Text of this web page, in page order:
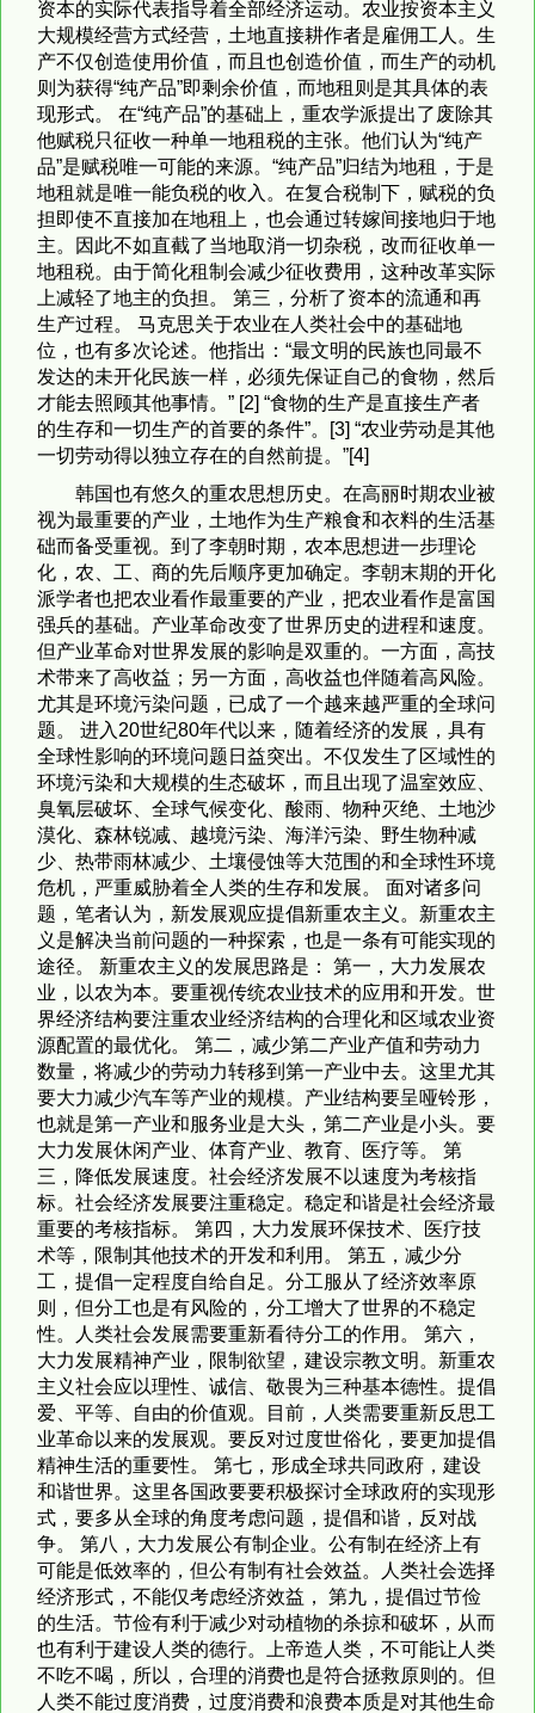
资本的实际代表指导着全部经济运动。农业按资本主义
大规模经营方式经营，土地直接耕作者是雇佣工人。生
产不仅创造使用价值，而且也创造价值，而生产的动机
则为获得“纯产品”即剩余价值，而地租则是其具体的表
现形式。 在“纯产品”的基础上，重农学派提出了废除其
他赋税只征收一种单一地租税的主张。他们认为“纯产
品”是赋税唯一可能的来源。“纯产品”归结为地租，于是
地租就是唯一能负税的收入。在复合税制下，赋税的负
担即使不直接加在地租上，也会通过转嫁间接地归于地
主。因此不如直截了当地取消一切杂税，改而征收单一
地租税。由于简化租制会减少征收费用，这种改革实际
上减轻了地主的负担。 第三，分析了资本的流通和再
生产过程。 马克思关于农业在人类社会中的基础地
位，也有多次论述。他指出：“最文明的民族也同最不
发达的未开化民族一样，必须先保证自己的食物，然后
才能去照顾其他事情。” [2] “食物的生产是直接生产者
的生存和一切生产的首要的条件”。[3] “农业劳动是其他
一切劳动得以独立存在的自然前提。”[4]
韩国也有悠久的重农思想历史。在高丽时期农业被
视为最重要的产业，土地作为生产粮食和衣料的生活基
础而备受重视。到了李朝时期，农本思想进一步理论
化，农、工、商的先后顺序更加确定。李朝末期的开化
派学者也把农业看作最重要的产业，把农业看作是富国
强兵的基础。产业革命改变了世界历史的进程和速度。
但产业革命对世界发展的影响是双重的。一方面，高技
术带来了高收益；另一方面，高收益也伴随着高风险。
尤其是环境污染问题，已成了一个越来越严重的全球问
题。 进入20世纪80年代以来，随着经济的发展，具有
全球性影响的环境问题日益突出。不仅发生了区域性的
环境污染和大规模的生态破坏，而且出现了温室效应、
臭氧层破坏、全球气候变化、酸雨、物种灭绝、土地沙
漠化、森林锐减、越境污染、海洋污染、野生物种减
少、热带雨林减少、土壤侵蚀等大范围的和全球性环境
危机，严重威胁着全人类的生存和发展。 面对诸多问
题，笔者认为，新发展观应提倡新重农主义。新重农主
义是解决当前问题的一种探索，也是一条有可能实现的
途径。 新重农主义的发展思路是： 第一，大力发展农
业，以农为本。要重视传统农业技术的应用和开发。世
界经济结构要注重农业经济结构的合理化和区域农业资
源配置的最优化。 第二，减少第二产业产值和劳动力
数量，将减少的劳动力转移到第一产业中去。这里尤其
要大力减少汽车等产业的规模。产业结构要呈哑铃形，
也就是第一产业和服务业是大头，第二产业是小头。要
大力发展休闲产业、体育产业、教育、医疗等。 第
三，降低发展速度。社会经济发展不以速度为考核指
标。社会经济发展要注重稳定。稳定和谐是社会经济最
重要的考核指标。 第四，大力发展环保技术、医疗技
术等，限制其他技术的开发和利用。 第五，减少分
工，提倡一定程度自给自足。分工服从了经济效率原
则，但分工也是有风险的，分工增大了世界的不稳定
性。人类社会发展需要重新看待分工的作用。 第六，
大力发展精神产业，限制欲望，建设宗教文明。新重农
主义社会应以理性、诚信、敬畏为三种基本德性。提倡
爱、平等、自由的价值观。目前，人类需要重新反思工
业革命以来的发展观。要反对过度世俗化，要更加提倡
精神生活的重要性。 第七，形成全球共同政府，建设
和谐世界。这里各国政要要积极探讨全球政府的实现形
式，要多从全球的角度考虑问题，提倡和谐，反对战
争。 第八，大力发展公有制企业。公有制在经济上有
可能是低效率的，但公有制有社会效益。人类社会选择
经济形式，不能仅考虑经济效益， 第九，提倡过节俭
的生活。节俭有利于减少对动植物的杀掠和破坏，从而
也有利于建设人类的德行。上帝造人类，不可能让人类
不吃不喝，所以，合理的消费也是符合拯救原则的。但
人类不能过度消费，过度消费和浪费本质是对其他生命